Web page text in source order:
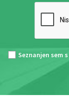
Seznanjen sem s